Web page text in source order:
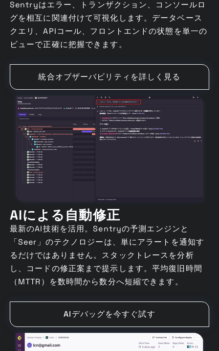
Sentryはエラー、トランザクション、コンソールロ
グを相互に関連付けて可視化します。データベース
クエリ、APIコール、フロントエンドの状態を単一の
ビューで正確に把握できます。
統合オブザーバビリティを詳しく見る
AIによる自動修正
最新のAI技術を活用。Sentryの予測エンジンと
「Seer」のテクノロジーは、単にアラートを通知す
るだけではありません。スタックトレースを分析
し、コードの修正案まで提示します。平均復旧時間
（MTTR）を数時間から数分へ短縮できます。
AIデバッグを今すぐ試す